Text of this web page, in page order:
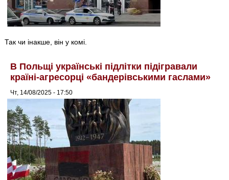
Так чи інакше, він у комі.
В Польщі українські підлітки підігравали
країні-агресорці «бандерівськими гаслами»
Чт, 14/08/2025 - 17:50